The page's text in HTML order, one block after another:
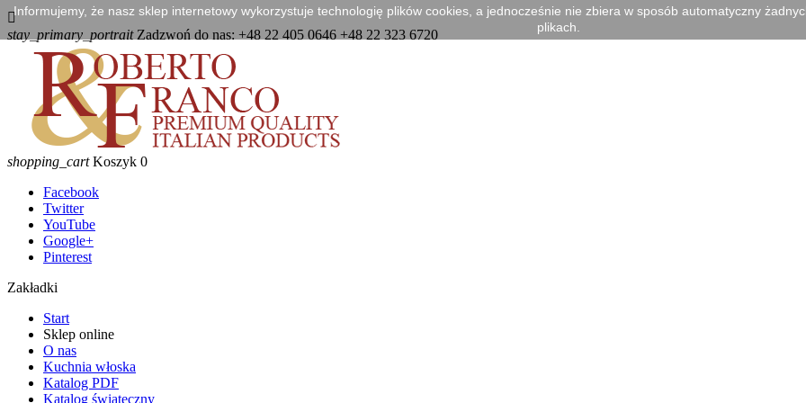

stay_primary_portraitZadzwoń do nas: +48 22 405 0646 +48 22 323 6720
shopping_cart Koszyk 0
Facebook
Twitter
YouTube
Google+
Pinterest
Zakładki
Start
Sklep online
O nas
Kuchnia włoska
Katalog PDF
Katalog świąteczny
Informujemy, że nasz sklep internetowy wykorzystuje technologię plików cookies, a jednocześnie nie zbiera w sposób automatyczny
plikach.